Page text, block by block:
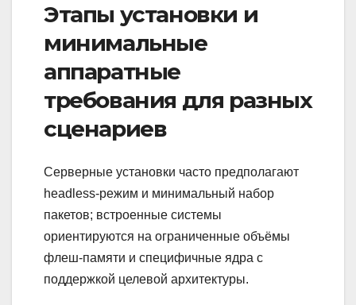
Этапы установки и
минимальные
аппаратные
требования для разных
сценариев
Серверные установки часто предполагают
headless-режим и минимальный набор
пакетов; встроенные системы
ориентируются на ограниченные объёмы
флеш-памяти и специфичные ядра с
поддержкой целевой архитектуры.